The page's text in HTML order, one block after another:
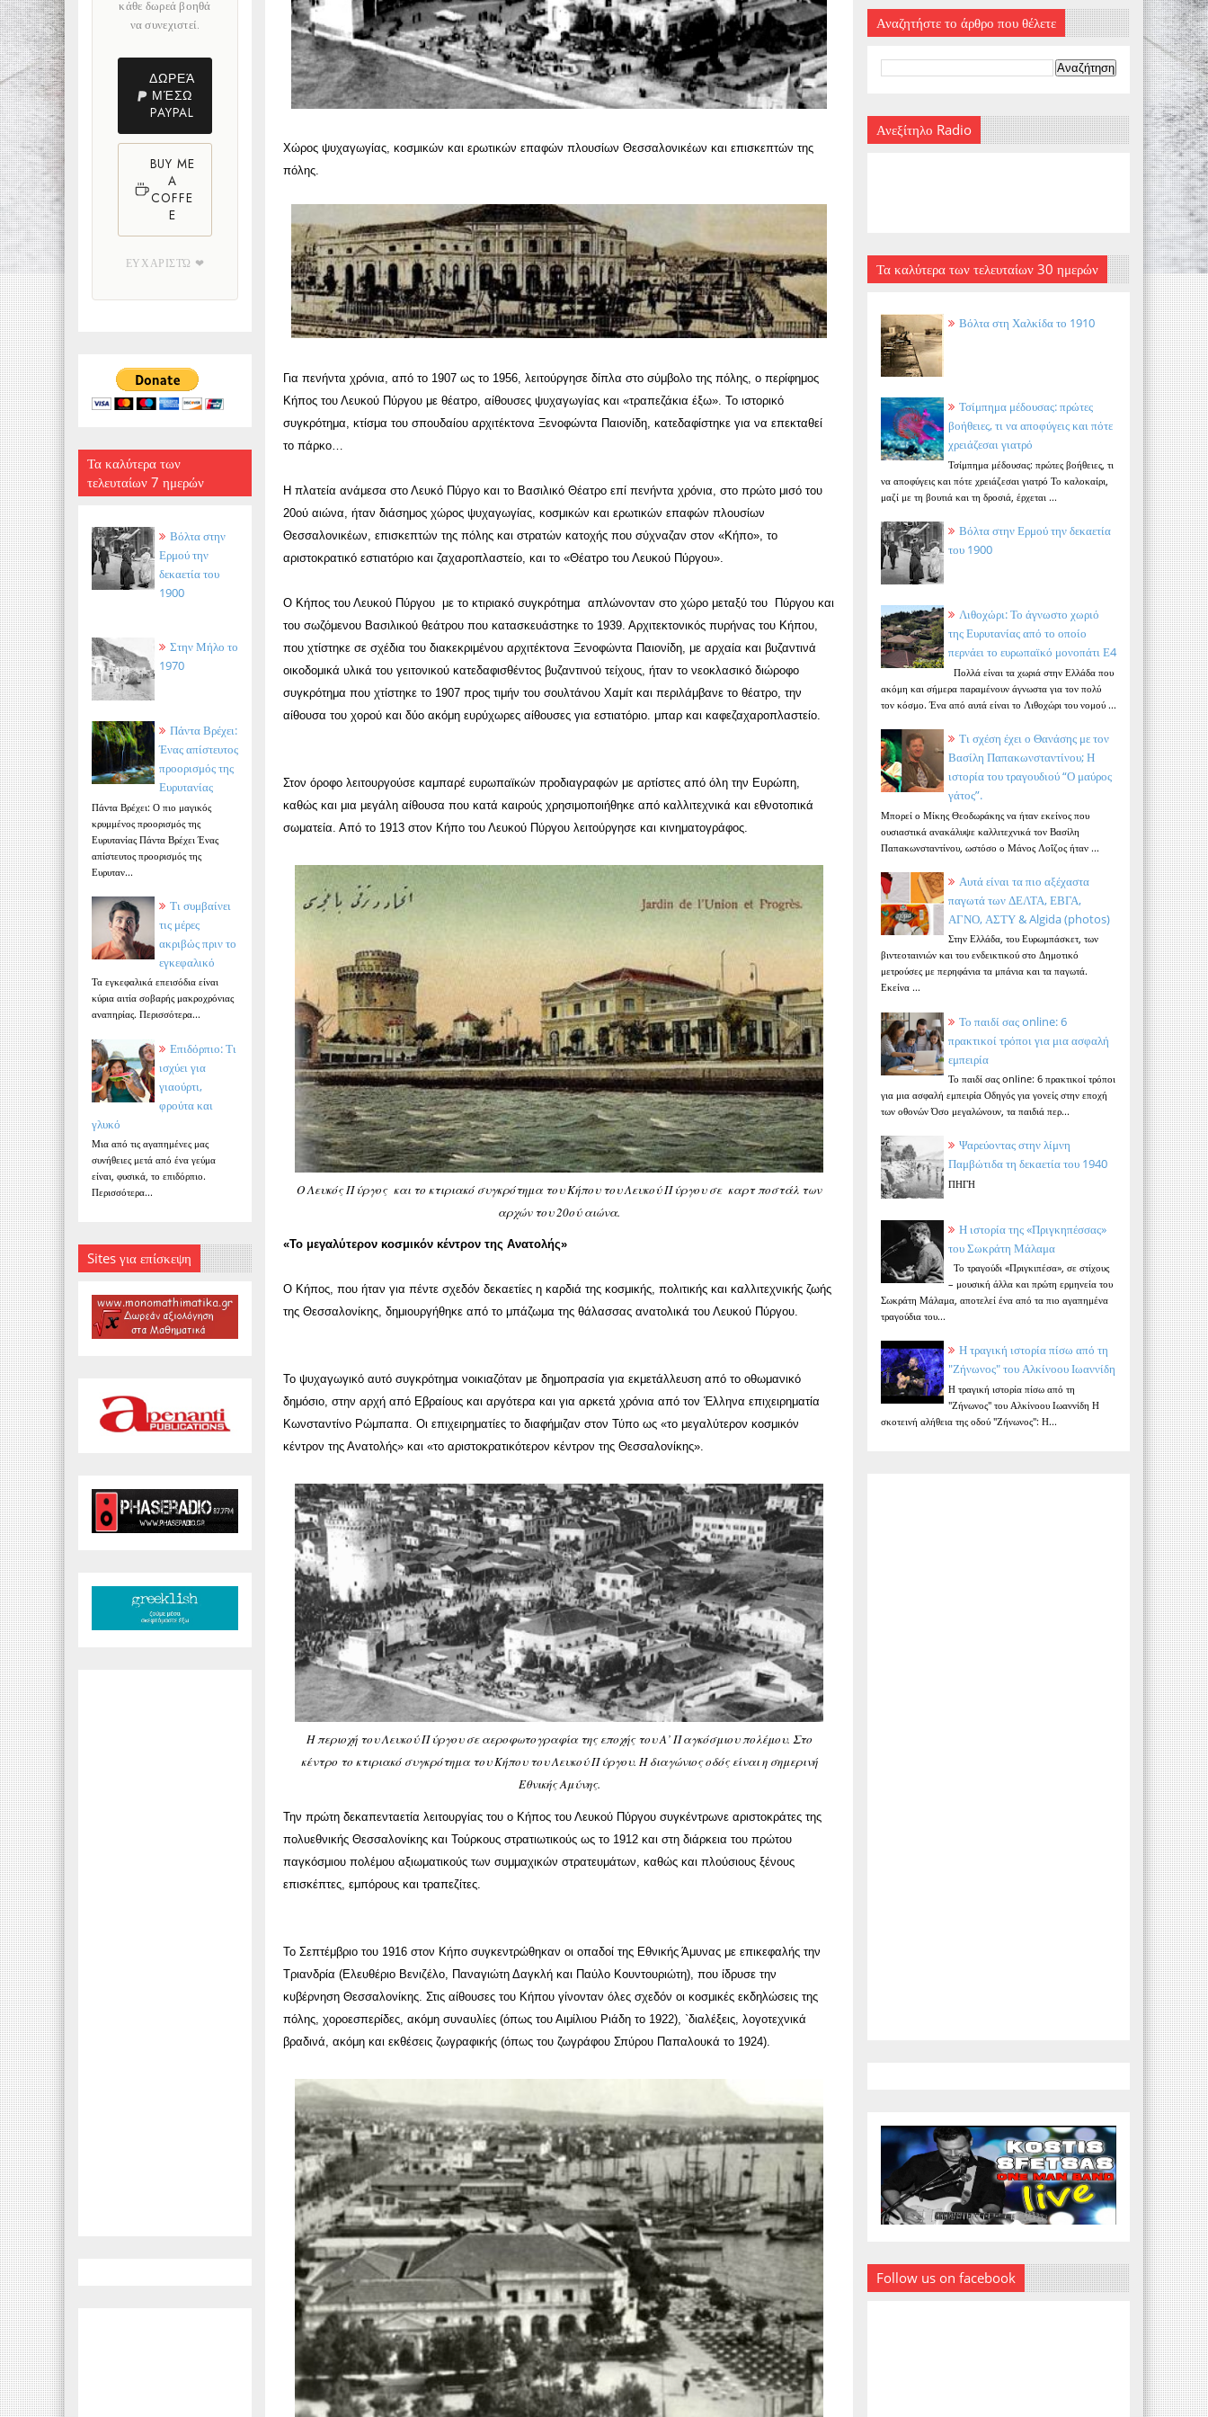
κάθε δωρεά βοηθά
να συνεχιστεί.
ΔΩΡΕΆ
ΜΈΣΩ
PAYPAL
BUY ME
A
COFFE
E
ΕΥΧΑΡΙΣΤΏ ❤
Τα καλύτερα των
τελευταίων 7 ημερών
Βόλτα στην
Ερμού την
δεκαετία του
1900
Στην Μήλο το
1970
Πάντα Βρέχει:
Ένας απίστευτος
προορισμός της
Ευρυτανίας
Πάντα Βρέχει: Ο πιο μαγικός
κρυμμένος προορισμός της
Ευρυτανίας Πάντα Βρέχει Ένας
απίστευτος προορισμός της
Ευρυταν...
Τι συμβαίνει
τις μέρες
ακριβώς πριν το
εγκεφαλικό
Τα εγκεφαλικά επεισόδια είναι
κύρια αιτία σοβαρής μακροχρόνιας
αναπηρίας. Περισσότερα...
Επιδόρπιο: Τι
ισχύει για
γιαούρτι,
φρούτα και
γλυκό
Μια από τις αγαπημένες μας
συνήθειες μετά από ένα γεύμα
είναι, φυσικά, το επιδόρπιο.
Περισσότερα...
Sites για επίσκεψη
Χώρος ψυχαγωγίας, κοσμικών και ερωτικών επαφών πλουσίων Θεσσαλονικέων και επισκεπτών της
πόλης.
Για πενήντα χρόνια, από το 1907 ως το 1956, λειτούργησε δίπλα στο σύμβολο της πόλης, ο περίφημος
Κήπος του Λευκού Πύργου με θέατρο, αίθουσες ψυχαγωγίας και «τραπεζάκια έξω». Το ιστορικό
συγκρότημα, κτίσμα του σπουδαίου αρχιτέκτονα Ξενοφώντα Παιονίδη, κατεδαφίστηκε για να επεκταθεί
το πάρκο…
Η πλατεία ανάμεσα στο Λευκό Πύργο και το Βασιλικό Θέατρο επί πενήντα χρόνια, στο πρώτο μισό του
20ού αιώνα, ήταν διάσημος χώρος ψυχαγωγίας, κοσμικών και ερωτικών επαφών πλουσίων
Θεσσαλονικέων, επισκεπτών της πόλης και στρατών κατοχής που σύχναζαν στον «Κήπο», το
αριστοκρατικό εστιατόριο και ζαχαροπλαστείο, και το «Θέατρο του Λευκού Πύργου».
Ο Κήπος του Λευκού Πύργου με το κτιριακό συγκρότημα απλώνονταν στο χώρο μεταξύ του Πύργου και
του σωζόμενου Βασιλικού θεάτρου που κατασκευάστηκε το 1939. Αρχιτεκτονικός πυρήνας του Κήπου,
που χτίστηκε σε σχέδια του διακεκριμένου αρχιτέκτονα Ξενοφώντα Παιονίδη, με αρχαία και βυζαντινά
οικοδομικά υλικά του γειτονικού κατεδαφισθέντος βυζαντινού τείχους, ήταν το νεοκλασικό διώροφο
συγκρότημα που χτίστηκε το 1907 προς τιμήν του σουλτάνου Χαμίτ και περιλάμβανε το θέατρο, την
αίθουσα του χορού και δύο ακόμη ευρύχωρες αίθουσες για εστιατόριο. μπαρ και καφεζαχαροπλαστείο.
Στον όροφο λειτουργούσε καμπαρέ ευρωπαϊκών προδιαγραφών με αρτίστες από όλη την Ευρώπη,
καθώς και μια μεγάλη αίθουσα που κατά καιρούς χρησιμοποιήθηκε από καλλιτεχνικά και εθνοτοπικά
σωματεία. Από το 1913 στον Κήπο του Λευκού Πύργου λειτούργησε και κινηματογράφος.
Ο Λευκός Πύργος και το κτιριακό συγκρότημα του Κήπου του Λευκού Πύργου σε καρτ ποστάλ των
αρχών του 20ού αιώνα.
«Το μεγαλύτερον κοσμικόν κέντρον της Ανατολής»
Ο Κήπος, που ήταν για πέντε σχεδόν δεκαετίες η καρδιά της κοσμικής, πολιτικής και καλλιτεχνικής ζωής
της Θεσσαλονίκης, δημιουργήθηκε από το μπάζωμα της θάλασσας ανατολικά του Λευκού Πύργου.
Το ψυχαγωγικό αυτό συγκρότημα νοικιαζόταν με δημοπρασία για εκμετάλλευση από το οθωμανικό
δημόσιο, στην αρχή από Εβραίους και αργότερα και για αρκετά χρόνια από τον Έλληνα επιχειρηματία
Κωνσταντίνο Ρώμπαπα. Οι επιχειρηματίες το διαφήμιζαν στον Τύπο ως «το μεγαλύτερον κοσμικόν
κέντρον της Ανατολής» και «το αριστοκρατικότερον κέντρον της Θεσσαλονίκης».
Η περιοχή του Λευκού Πύργου σε αεροφωτογραφία της εποχής του Α’ Παγκόσμιου πολέμου. Στο
κέντρο το κτιριακό συγκρότημα του Κήπου του Λευκού Πύργου. Η διαγώνιος οδός είναι η σημερινή
Εθνικής Αμύνης.
Την πρώτη δεκαπενταετία λειτουργίας του ο Κήπος του Λευκού Πύργου συγκέντρωνε αριστοκράτες της
πολυεθνικής Θεσσαλονίκης και Τούρκους στρατιωτικούς ως το 1912 και στη διάρκεια του πρώτου
παγκόσμιου πολέμου αξιωματικούς των συμμαχικών στρατευμάτων, καθώς και πλούσιους ξένους
επισκέπτες, εμπόρους και τραπεζίτες.
Το Σεπτέμβριο του 1916 στον Κήπο συγκεντρώθηκαν οι οπαδοί της Εθνικής Άμυνας με επικεφαλής την
Τριανδρία (Ελευθέριο Βενιζέλο, Παναγιώτη Δαγκλή και Παύλο Κουντουριώτη), που ίδρυσε την
κυβέρνηση Θεσσαλονίκης. Στις αίθουσες του Κήπου γίνονταν όλες σχεδόν οι κοσμικές εκδηλώσεις της
πόλης, χοροεσπερίδες, ακόμη συναυλίες (όπως του Αιμίλιου Ριάδη το 1922), `διαλέξεις, λογοτεχνικά
βραδινά, ακόμη και εκθέσεις ζωγραφικής (όπως του ζωγράφου Σπύρου Παπαλουκά το 1924).
Αναζητήστε το άρθρο που θέλετε
Ανεξίτηλο Radio
Τα καλύτερα των τελευταίων 30 ημερών
Βόλτα στη Χαλκίδα το 1910
Τσίμπημα μέδουσας: πρώτες
βοήθειες, τι να αποφύγεις και πότε
χρειάζεσαι γιατρό
Τσίμπημα μέδουσας: πρώτες βοήθειες, τι
να αποφύγεις και πότε χρειάζεσαι γιατρό Το καλοκαίρι,
μαζί με τη βουτιά και τη δροσιά, έρχεται ...
Βόλτα στην Ερμού την δεκαετία
του 1900
Λιθοχώρι: Το άγνωστο χωριό
της Ευρυτανίας από το οποίο
περνάει το ευρωπαϊκό μονοπάτι Ε4
Πολλά είναι τα χωριά στην Ελλάδα που
ακόμη και σήμερα παραμένουν άγνωστα για τον πολύ
τον κόσμο. Ένα από αυτά είναι το Λιθοχώρι του νομού ...
Τι σχέση έχει ο Θανάσης με τον
Βασίλη Παπακωνσταντίνου; Η
ιστορία του τραγουδιού “Ο μαύρος
γάτος”.
Μπορεί ο Μίκης Θεοδωράκης να ήταν εκείνος που
ουσιαστικά ανακάλυψε καλλιτεχνικά τον Βασίλη
Παπακωνσταντίνου, ωστόσο ο Μάνος Λοΐζος ήταν ...
Αυτά είναι τα πιο αξέχαστα
παγωτά των ΔΕΛΤΑ, ΕΒΓΑ,
ΑΓΝΟ, ΑΣΤΥ & Algida (photos)
Στην Ελλάδα, του Ευρωμπάσκετ, των
βιντεοταινιών και του ενδεικτικού στο Δημοτικό
μετρούσες με περηφάνια τα μπάνια και τα παγωτά.
Εκείνα ...
Το παιδί σας online: 6
πρακτικοί τρόποι για μια ασφαλή
εμπειρία
Το παιδί σας online: 6 πρακτικοί τρόποι
για μια ασφαλή εμπειρία Οδηγός για γονείς στην εποχή
των οθονών Όσο μεγαλώνουν, τα παιδιά περ...
Ψαρεύοντας στην λίμνη
Παμβώτιδα τη δεκαετία του 1940
ΠΗΓΗ
Η ιστορία της «Πριγκηπέσσας»
του Σωκράτη Μάλαμα
Το τραγούδι «Πριγκιπέσα», σε στίχους
– μουσική άλλα και πρώτη ερμηνεία του
Σωκράτη Μάλαμα, αποτελεί ένα από τα πιο αγαπημένα
τραγούδια του...
Η τραγική ιστορία πίσω από τη
"Ζήνωνος" του Αλκίνοου Ιωαννίδη
Η τραγική ιστορία πίσω από τη
"Ζήνωνος" του Αλκίνοου Ιωαννίδη Η
σκοτεινή αλήθεια της οδού "Ζήνωνος": Η...
Follow us on facebook